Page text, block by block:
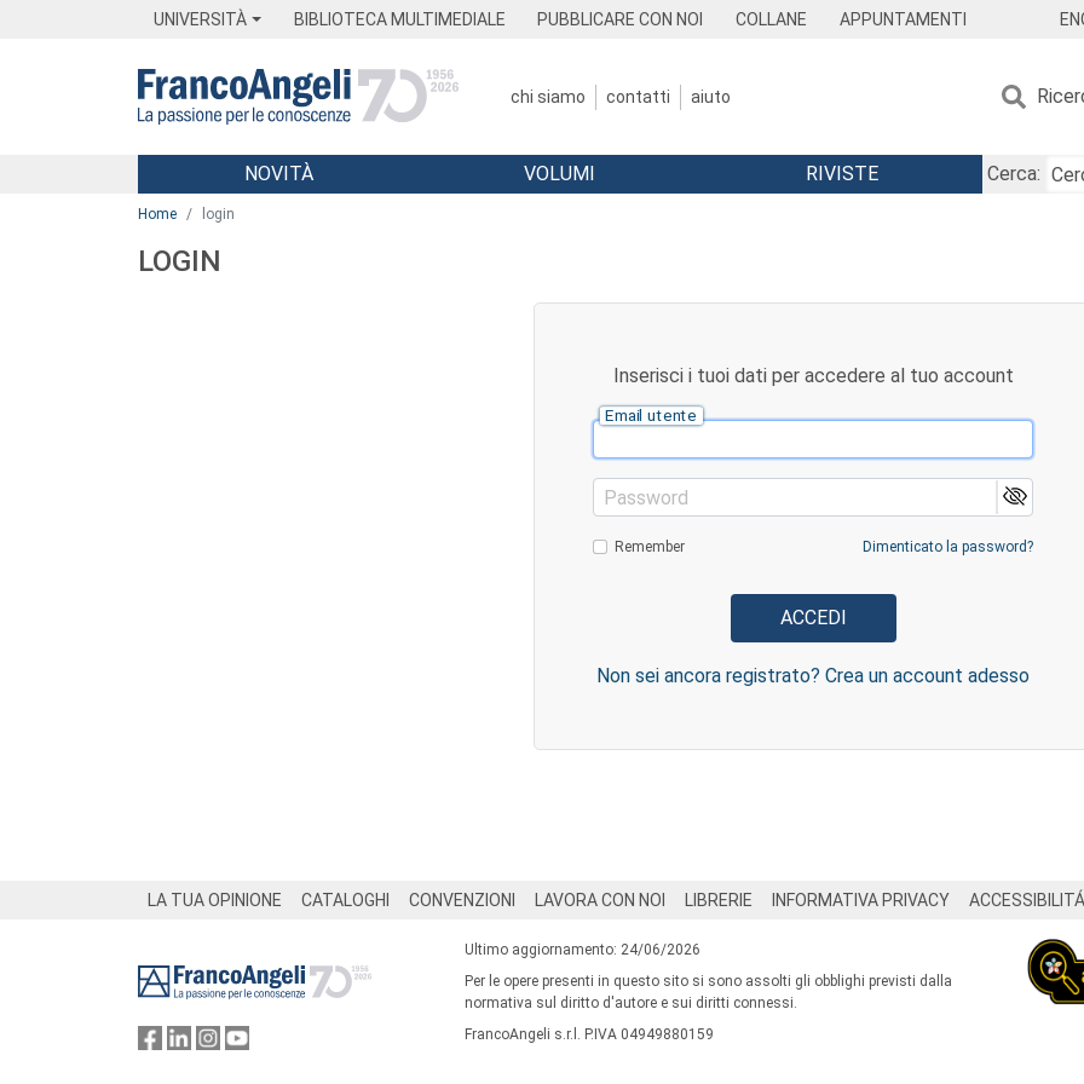
UNIVERSITÀ BIBLIOTECA MULTIMEDIALE PUBBLICARE CON NOI COLLANE APPUNTAMENTI
chi siamo contatti aiuto
Menu
NOVITÀ VOLUMI RIVISTE
Cerca:
Home login
LOGIN
Inserisci i tuoi dati per accedere al tuo account
Email utente
Password
Remember Dimenticato la password?
Non sei ancora registrato? Crea un account adesso
LA TUA OPINIONE CATALOGHI CONVENZIONI LAVORA CON NOI LIBRERIE INFORMATIVA PRIVACY ACCESSIBILITÁ
Ultimo aggiornamento: 24/06/2026
Per le opere presenti in questo sito si sono assolti gli obblighi previsti dalla
normativa sul diritto d'autore e sui diritti connessi.
FrancoAngeli s.r.l. P.IVA 04949880159